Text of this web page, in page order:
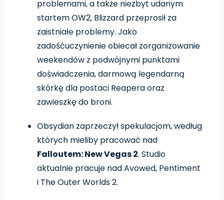
problemami, a także niezbyt udanym
startem OW2, Blizzard przeprosił za
zaistniałe problemy. Jako
zadośćuczynienie obiecał zorganizowanie
weekendów z podwójnymi punktami
doświadczenia, darmową legendarną
skórkę dla postaci Reapera oraz
zawieszkę do broni.
Obsydian zaprzeczył spekulacjom, według
których mieliby pracować nad
Falloutem: New Vegas 2. Studio
aktualnie pracuje nad Avowed, Pentiment
i The Outer Worlds 2.